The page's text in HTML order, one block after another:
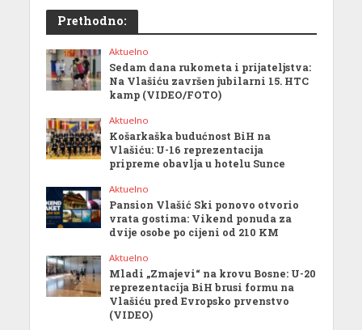
Prethodno:
Aktuelno
Sedam dana rukometa i prijateljstva:
Na Vlašiću završen jubilarni 15. HTC
kamp (VIDEO/FOTO)
Aktuelno
Košarkaška budućnost BiH na
Vlašiću: U-16 reprezentacija
pripreme obavlja u hotelu Sunce
Aktuelno
Pansion Vlašić Ski ponovo otvorio
vrata gostima: Vikend ponuda za
dvije osobe po cijeni od 210 KM
Aktuelno
Mladi „Zmajevi“ na krovu Bosne: U-20
reprezentacija BiH brusi formu na
Vlašiću pred Evropsko prvenstvo
(VIDEO)